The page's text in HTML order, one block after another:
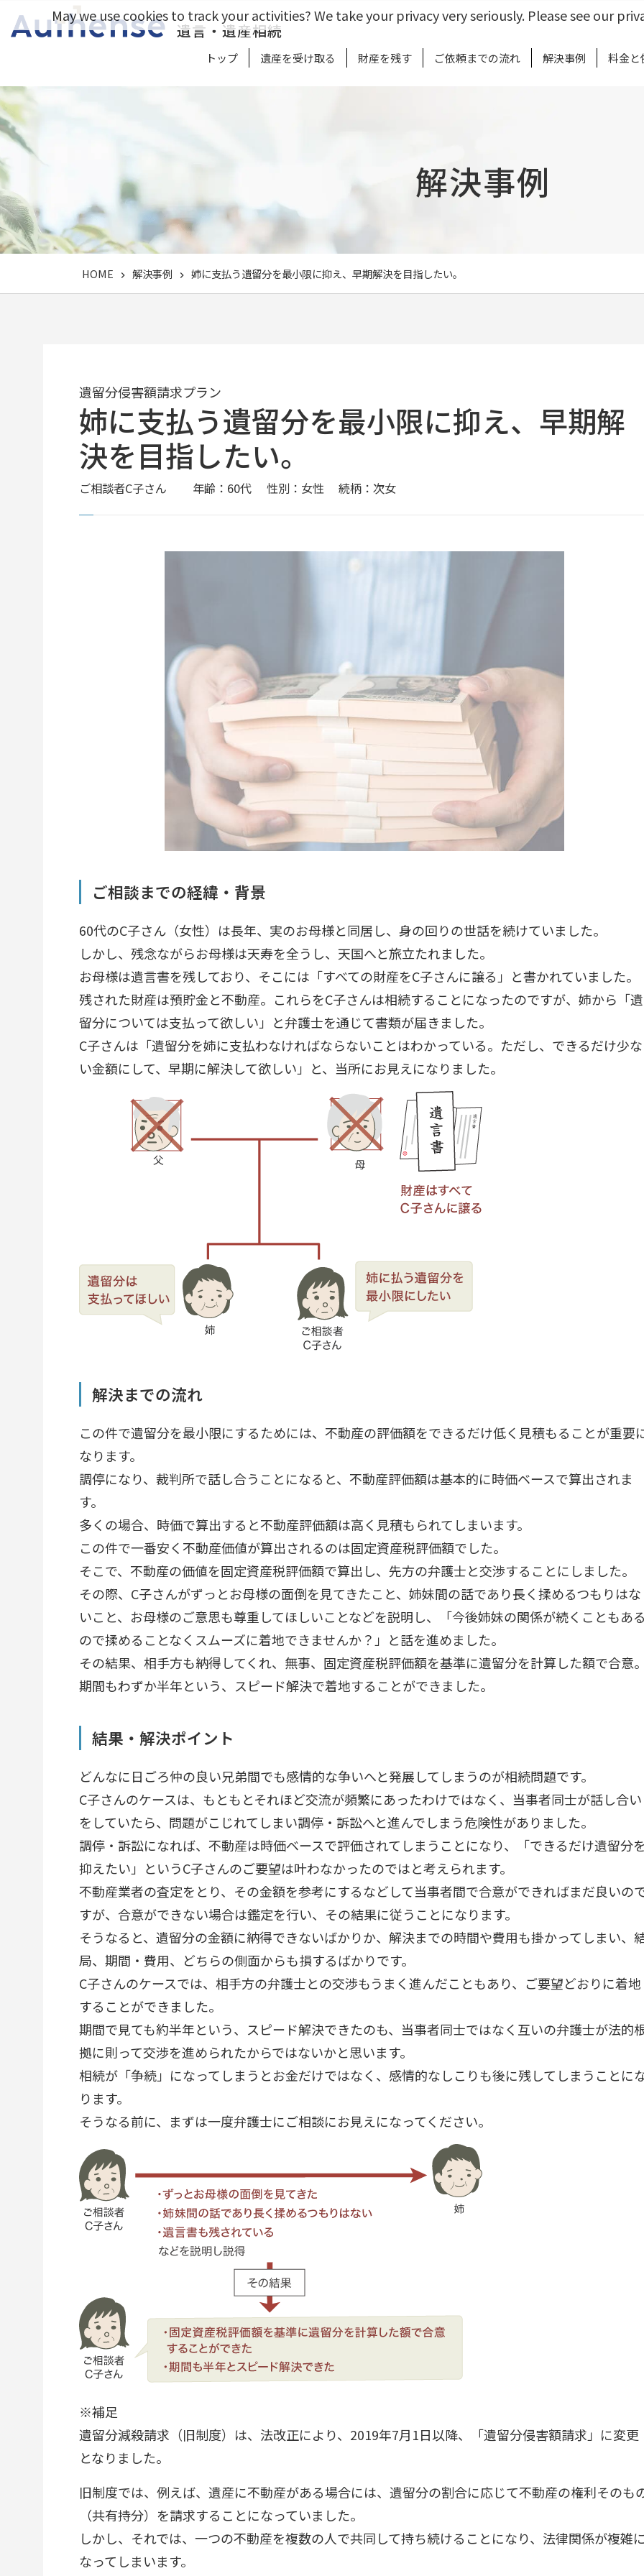
遺言・遺産相続
トップ 遺産を受け取る 財産を残す ご依頼までの流れ 解決事例 料金と
解決事例
HOME 解決事例 姉に支払う遺留分を最小限に抑え、早期解決を目指したい。
遺留分侵害額請求プラン
姉に支払う遺留分を最小限に抑え、早期解
決を目指したい。
ご相談者C子さん 年齢：60代 性別：女性 続柄：次女
ご相談までの経緯・背景
60代のC子さん（女性）は長年、実のお母様と同居し、身の回りの世話を続けていました。
しかし、残念ながらお母様は天寿を全うし、天国へと旅立たれました。
お母様は遺言書を残しており、そこには「すべての財産をC子さんに譲る」と書かれていました。
残された財産は預貯金と不動産。これらをC子さんは相続することになったのですが、姉から「遺
留分については支払って欲しい」と弁護士を通じて書類が届きました。
C子さんは「遺留分を姉に支払わなければならないことはわかっている。ただし、できるだけ少な
い金額にして、早期に解決して欲しい」と、当所にお見えになりました。
解決までの流れ
この件で遺留分を最小限にするためには、不動産の評価額をできるだけ低く見積もることが重要
なります。
調停になり、裁判所で話し合うことになると、不動産評価額は基本的に時価ベースで算出されま
す。
多くの場合、時価で算出すると不動産評価額は高く見積もられてしまいます。
この件で一番安く不動産価値が算出されるのは固定資産税評価額でした。
そこで、不動産の価値を固定資産税評価額で算出し、先方の弁護士と交渉することにしました。
その際、C子さんがずっとお母様の面倒を見てきたこと、姉妹間の話であり長く揉めるつもりはな
いこと、お母様のご意思も尊重してほしいことなどを説明し、「今後姉妹の関係が続くこともあ
ので揉めることなくスムーズに着地できませんか？」と話を進めました。
その結果、相手方も納得してくれ、無事、固定資産税評価額を基準に遺留分を計算した額で合意
期間もわずか半年という、スピード解決で着地することができました。
結果・解決ポイント
どんなに日ごろ仲の良い兄弟間でも感情的な争いへと発展してしまうのが相続問題です。
C子さんのケースは、もともとそれほど交流が頻繁にあったわけではなく、当事者同士が話し合い
をしていたら、問題がこじれてしまい調停・訴訟へと進んでしまう危険性がありました。
調停・訴訟になれば、不動産は時価ベースで評価されてしまうことになり、「できるだけ遺留分
抑えたい」というC子さんのご要望は叶わなかったのではと考えられます。
不動産業者の査定をとり、その金額を参考にするなどして当事者間で合意ができればまだ良いの
すが、合意ができない場合は鑑定を行い、その結果に従うことになります。
そうなると、遺留分の金額に納得できないばかりか、解決までの時間や費用も掛かってしまい、
局、期間・費用、どちらの側面からも損するばかりです。
C子さんのケースでは、相手方の弁護士との交渉もうまく進んだこともあり、ご要望どおりに着地
することができました。
期間で見ても約半年という、スピード解決できたのも、当事者同士ではなく互いの弁護士が法的
拠に則って交渉を進められたからではないかと思います。
相続が「争続」になってしまうとお金だけではなく、感情的なしこりも後に残してしまうことに
ります。
そうなる前に、まずは一度弁護士にご相談にお見えになってください。
※補足
遺留分減殺請求（旧制度）は、法改正により、2019年7月1日以降、「遺留分侵害額請求」に変更
となりました。
旧制度では、例えば、遺産に不動産がある場合には、遺留分の割合に応じて不動産の権利そのも
（共有持分）を請求することになっていました。
しかし、それでは、一つの不動産を複数の人で共同して持ち続けることになり、法律関係が複雑
なってしまいます。
May we use cookies to track your activities? We take your privacy very seriously. Please see our